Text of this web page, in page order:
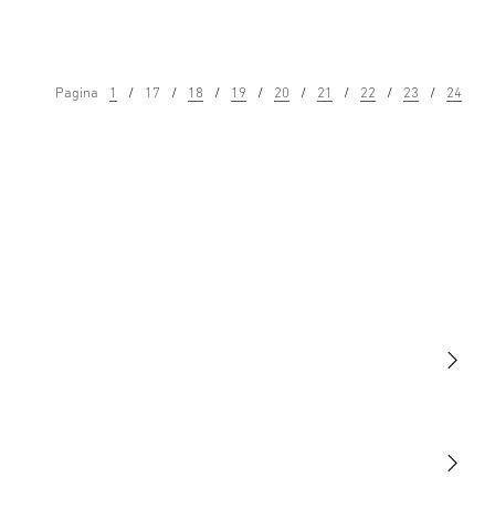
Pagina 1 17 18 19 20 21 22 23 24